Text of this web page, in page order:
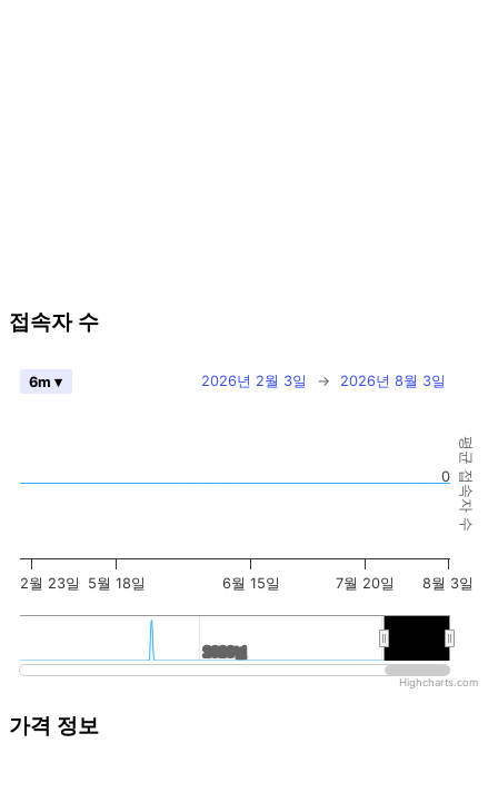
접속자 수
평균 접속자 수
2026년 2월 3일 → 2026년 8월 3일
6m ▾
2월 23일 5월 18일 6월 15일 7월 20일 8월 3일
2020년
2020년 2026년
2026년
0
Highcharts.com
가격 정보